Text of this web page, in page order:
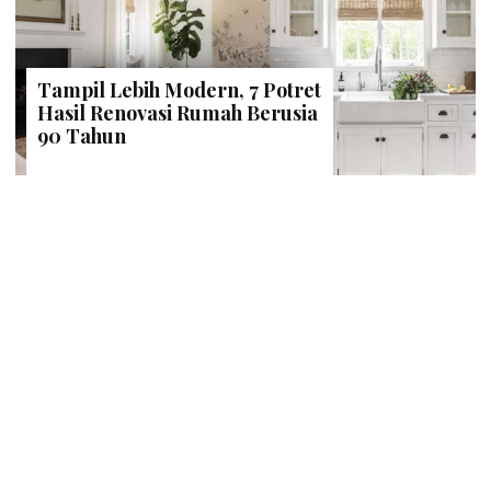
Tampil Lebih Modern, 7 Potret
Hasil Renovasi Rumah Berusia
90 Tahun